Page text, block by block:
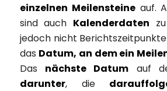
einzelnen Meilensteineauf.
sind auch Kalenderdaten
jedoch nicht
das Datum, an dem ein
Das nächste Datum auf
darunter, die